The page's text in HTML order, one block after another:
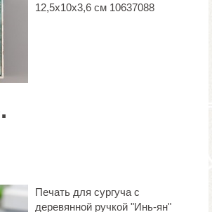
12,5х10х3,6 см 10637088
Печать для сургуча с
деревянной ручкой "Инь-ян"